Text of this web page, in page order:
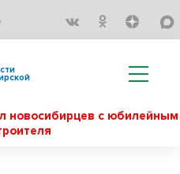
новосибирцев с юбилейным